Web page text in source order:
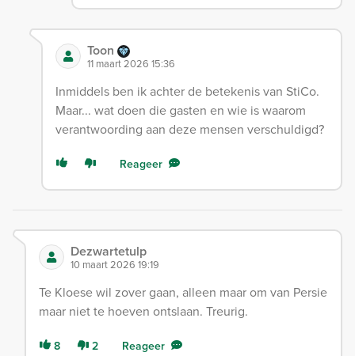
Toon
11 maart 2026 15:36
Inmiddels ben ik achter de betekenis van StiCo.
Maar... wat doen die gasten en wie is waarom
verantwoording aan deze mensen verschuldigd?
Reageer
Dezwartetulp
10 maart 2026 19:19
Te Kloese wil zover gaan, alleen maar om van Persie
maar niet te hoeven ontslaan. Treurig.
8 2 Reageer